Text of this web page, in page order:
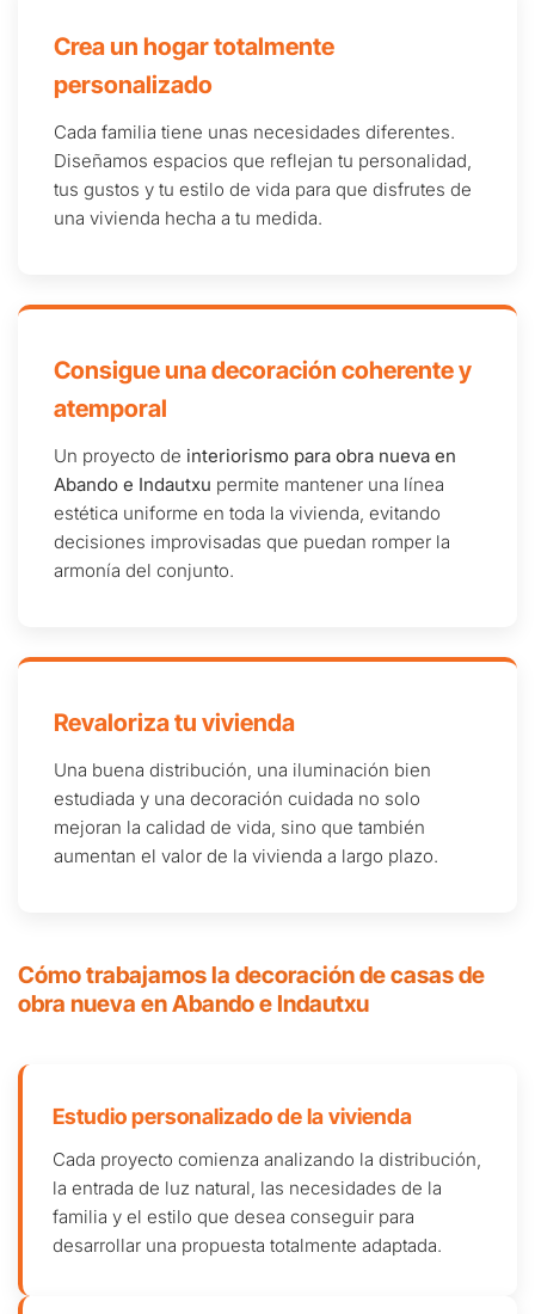
Crea un hogar totalmente
personalizado
Cada familia tiene unas necesidades diferentes.
Diseñamos espacios que reflejan tu personalidad,
tus gustos y tu estilo de vida para que disfrutes de
una vivienda hecha a tu medida.
Consigue una decoración coherente y
atemporal
Un proyecto de interiorismo para obra nueva en
Abando e Indautxu permite mantener una línea
estética uniforme en toda la vivienda, evitando
decisiones improvisadas que puedan romper la
armonía del conjunto.
Revaloriza tu vivienda
Una buena distribución, una iluminación bien
estudiada y una decoración cuidada no solo
mejoran la calidad de vida, sino que también
aumentan el valor de la vivienda a largo plazo.
Cómo trabajamos la decoración de casas de
obra nueva en Abando e Indautxu
Estudio personalizado de la vivienda
Cada proyecto comienza analizando la distribución,
la entrada de luz natural, las necesidades de la
familia y el estilo que desea conseguir para
desarrollar una propuesta totalmente adaptada.